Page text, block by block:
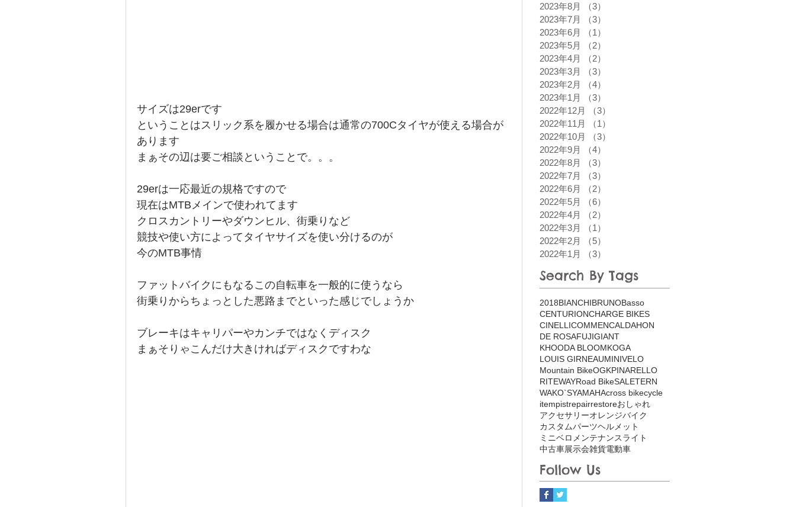
サイズは29erです
ということはスリック系を履かせる場合は通常の700Cタイヤが使える場合が
あります
まぁその辺は要ご相談ということで。。。
29erは一応最近の規格ですので
現在はMTBメインで使われてます
クロスカントリーやダウンヒル、街乗りなど
競技や使い方によってタイヤサイズを使い分けるのが
今のMTB事情
ファットバイクにもなるこの自転車を一般的に使うなら
街乗りからちょっとした悪路までといった感じでしょうか
ブレーキはキャリパーやカンチではなくディスク
まぁそりゃこんだけ大きければディスクですわな
2023年8月
（3）
2023年7月
（3）
2023年6月
（1）
2023年5月
（2）
2023年4月
（2）
2023年3月
（3）
2023年2月
（4）
2023年1月
（3）
2022年12月
（3）
2022年11月
（1）
2022年10月
（3）
2022年9月
（4）
2022年8月
（3）
2022年7月
（3）
2022年6月
（2）
2022年5月
（6）
2022年4月
（2）
2022年3月
（1）
2022年2月
（5）
2022年1月
（3）
Search By Tags
2018BIANCHIBRUNOBasso
CENTURIONCHARGE BIKES
CINELLICOMMENCAL DAHON
DE ROSAFUJIGIANT
KHOODA BLOOMKOGA
LOUIS GIRNEAUMINIVELO
Mountain BikeOGKPINARELLO
RITEWAYRoad BikeSALETERN
WAKO`SYAMAHAcross bikecycle
itempistrepairrestoreおしゃれ
アクセサリーオレンジバイク
カスタムパーツヘルメット
ミニベロ メンテナンスライト
中古車展示会雑貨電動車
Follow Us